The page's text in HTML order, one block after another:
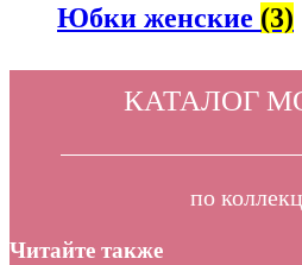
Юбки женские (3)
КАТАЛОГ
по
Читайте также